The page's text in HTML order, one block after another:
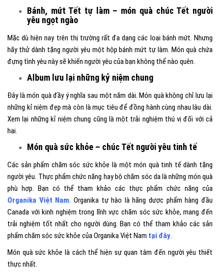
Bánh, mứt Tết tự làm – món quà chúc Tết người
yêu ngọt ngào
Mặc dù hiện nay trên thị trường rất đa dạng các loại bánh mứt. Nhưng
hãy thử dành tặng người yêu một hộp bánh mứt tự làm. Món quà chứa
đựng tình yêu này sẽ khiến người yêu của bạn không thể nào quên.
Album lưu lại những kỷ niệm chung
Đây là món quà đầy ý nghĩa sau một năm dài. Món quà không chỉ lưu lại
những kỉ niệm đẹp mà còn là mục tiêu để đồng hành cùng nhau lâu dài.
Xem lại những kỉ niệm chung cũng là một trải nghiệm thú vị đối với cả
hai.
Món quà sức khỏe – chúc Tết người yêu tinh tế
Các sản phẩm chăm sóc sức khỏe là một món quà tinh tế dành tặng
người yêu. Thực phẩm chức năng hay bộ chăm sóc da là những món quà
phù hợp. Bạn có thể tham khảo các thực phẩm chức năng của
Organika Việt Nam. Organika tự hào là hãng dược phẩm hàng đầu
Canada với kinh nghiệm trong lĩnh vực chăm sóc sức khỏe, mang đến
trải nghiệm tốt nhất cho người dùng. Bạn có thể tham khảo các sản
phẩm chăm sóc sức khỏe của Organika Việt Nam tại đây.
Món quà sức khỏe là cách thể hiện sự quan tâm đến người yêu thiết
thực nhất.